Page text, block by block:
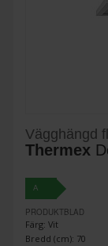
Vägghängd
Thermex
A
PRODUKTBLAD
Färg: Vit
Bredd (cm): 70